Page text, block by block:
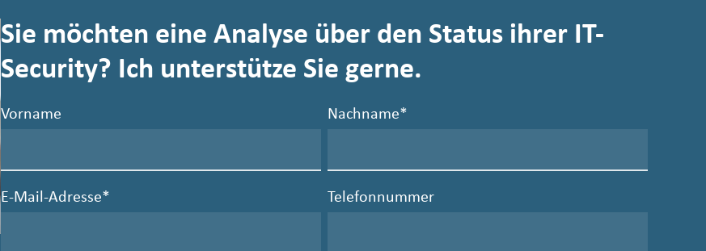
Sie möchten eine Analyse über den Status ihrer IT-
Security? Ich unterstütze Sie gerne.
Vorname Nachname*
E-Mail-Adresse* Telefonnummer